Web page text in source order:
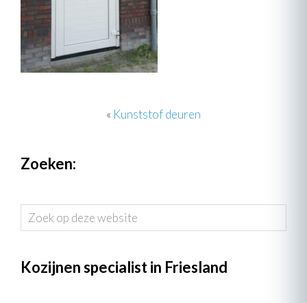
« Kunststof deuren
Zoeken:
Zoek
op
website
Kozijnen specialist in Friesland